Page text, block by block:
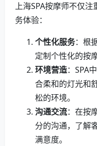
上海SPA按摩师不仅
务体验：
个性化服务：根
定制个性化的按
环境营造：SPA
合柔和的灯光和
松的环境。
沟通交流：在按
分的沟通，了解
满意度。